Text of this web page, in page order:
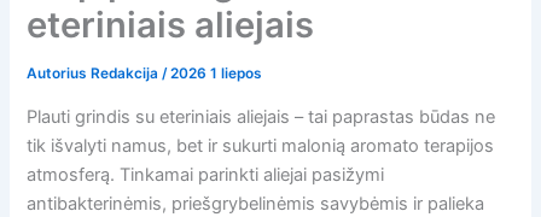
eteriniais aliejais
Autorius Redakcija/2026 1 liepos
Plauti grindis su eteriniais aliejais – tai paprastas būdas ne
tik išvalyti namus, bet ir sukurti malonią aromato terapijos
atmosferą. Tinkamai parinkti aliejai pasižymi
antibakterinėmis, priešgrybelinėmis savybėmis ir palieka